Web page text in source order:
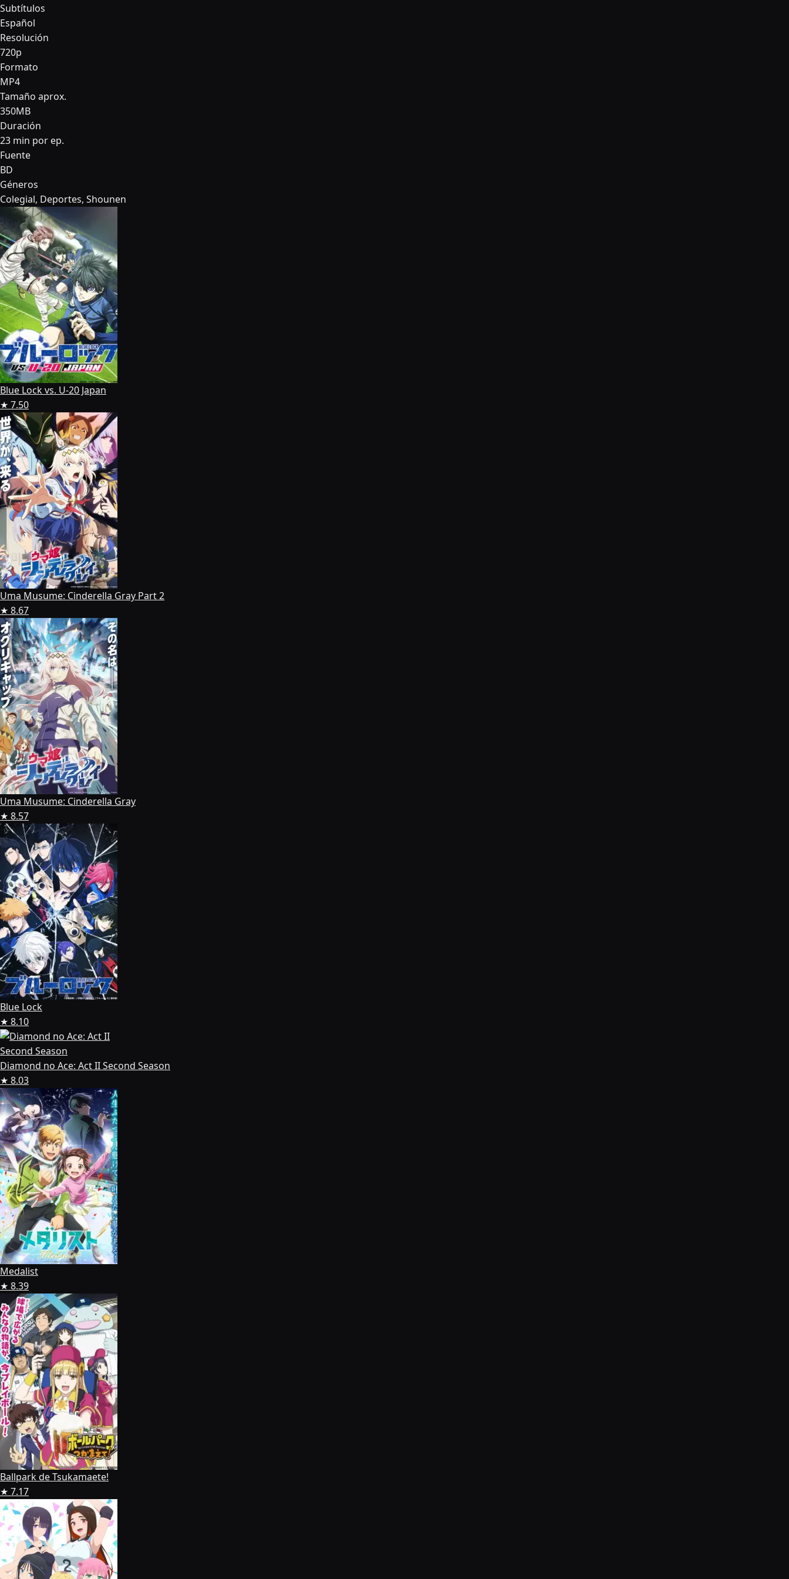
Subtítulos
Español
Resolución
720p
Formato
MP4
Tamaño aprox.
350MB
Duración
23 min por ep.
Fuente
BD
Géneros
Colegial, Deportes, Shounen
Blue Lock vs. U-20 Japan
★ 7.50
Uma Musume: Cinderella Gray Part 2
★ 8.67
Uma Musume: Cinderella Gray
★ 8.57
Blue Lock
★ 8.10
Diamond no Ace: Act II Second Season
★ 8.03
Medalist
★ 8.39
Ballpark de Tsukamaete!
★ 7.17